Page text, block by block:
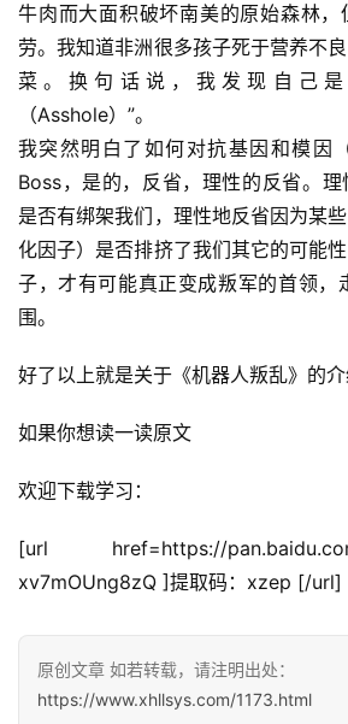
牛肉而大面积破坏南美的原始森林，
劳。我知道非洲很多孩子死于营养不
菜。换句话说，我发现自己
（Asshole）”。
我突然明白了如何对抗基因和模因
Boss，是的，反省，理性的反省。
是否有绑架我们，理性地反省因为某
化因子）是否排挤了我们其它的可能
子，才有可能真正变成叛军的首领，
围。
好了以上就是关于《机器人叛乱》的
如果你想读一读原文
欢迎下载学习：
[url href=https://
xv7mOUng8zQ ]提取码：xzep [/url]
原创文章 如若转载，请注明出处：
https://www.xhllsys.com/1173.html